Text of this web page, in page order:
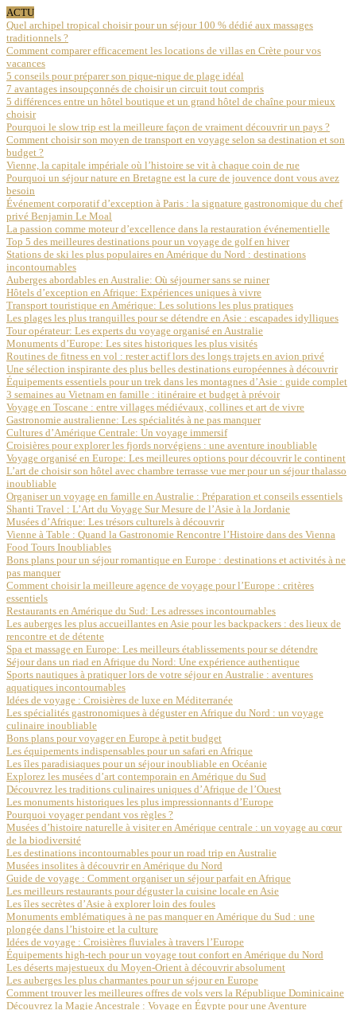
ACTU
Quel archipel tropical choisir pour un séjour 100 % dédié aux massages
traditionnels ?
Comment comparer efficacement les locations de villas en Crète pour vos
vacances
5 conseils pour préparer son pique-nique de plage idéal
7 avantages insoupçonnés de choisir un circuit tout compris
5 différences entre un hôtel boutique et un grand hôtel de chaîne pour mieux
choisir
Pourquoi le slow trip est la meilleure façon de vraiment découvrir un pays ?
Comment choisir son moyen de transport en voyage selon sa destination et son
budget ?
Vienne, la capitale impériale où l’histoire se vit à chaque coin de rue
Pourquoi un séjour nature en Bretagne est la cure de jouvence dont vous avez
besoin
Événement corporatif d’exception à Paris : la signature gastronomique du chef
privé Benjamin Le Moal
La passion comme moteur d’excellence dans la restauration événementielle
Top 5 des meilleures destinations pour un voyage de golf en hiver
Stations de ski les plus populaires en Amérique du Nord : destinations
incontournables
Auberges abordables en Australie: Où séjourner sans se ruiner
Hôtels d’exception en Afrique: Expériences uniques à vivre
Transport touristique en Amérique: Les solutions les plus pratiques
Les plages les plus tranquilles pour se détendre en Asie : escapades idylliques
Tour opérateur: Les experts du voyage organisé en Australie
Monuments d’Europe: Les sites historiques les plus visités
Routines de fitness en vol : rester actif lors des longs trajets en avion privé
Une sélection inspirante des plus belles destinations européennes à découvrir
Équipements essentiels pour un trek dans les montagnes d’Asie : guide complet
3 semaines au Vietnam en famille : itinéraire et budget à prévoir
Voyage en Toscane : entre villages médiévaux, collines et art de vivre
Gastronomie australienne: Les spécialités à ne pas manquer
Cultures d’Amérique Centrale: Un voyage immersif
Croisières pour explorer les fjords norvégiens : une aventure inoubliable
Voyage organisé en Europe: Les meilleures options pour découvrir le continent
L’art de choisir son hôtel avec chambre terrasse vue mer pour un séjour thalasso
inoubliable
Organiser un voyage en famille en Australie : Préparation et conseils essentiels
Shanti Travel : L’Art du Voyage Sur Mesure de l’Asie à la Jordanie
Musées d’Afrique: Les trésors culturels à découvrir
Vienne à Table : Quand la Gastronomie Rencontre l’Histoire dans des Vienna
Food Tours Inoubliables
Bons plans pour un séjour romantique en Europe : destinations et activités à ne
pas manquer
Comment choisir la meilleure agence de voyage pour l’Europe : critères
essentiels
Restaurants en Amérique du Sud: Les adresses incontournables
Les auberges les plus accueillantes en Asie pour les backpackers : des lieux de
rencontre et de détente
Spa et massage en Europe: Les meilleurs établissements pour se détendre
Séjour dans un riad en Afrique du Nord: Une expérience authentique
Sports nautiques à pratiquer lors de votre séjour en Australie : aventures
aquatiques incontournables
Idées de voyage : Croisières de luxe en Méditerranée
Les spécialités gastronomiques à déguster en Afrique du Nord : un voyage
culinaire inoubliable
Bons plans pour voyager en Europe à petit budget
Les équipements indispensables pour un safari en Afrique
Les îles paradisiaques pour un séjour inoubliable en Océanie
Explorez les musées d’art contemporain en Amérique du Sud
Découvrez les traditions culinaires uniques d’Afrique de l’Ouest
Les monuments historiques les plus impressionnants d’Europe
Pourquoi voyager pendant vos règles ?
Musées d’histoire naturelle à visiter en Amérique centrale : un voyage au cœur
de la biodiversité
Les destinations incontournables pour un road trip en Australie
Musées insolites à découvrir en Amérique du Nord
Guide de voyage : Comment organiser un séjour parfait en Afrique
Les meilleurs restaurants pour déguster la cuisine locale en Asie
Les îles secrètes d’Asie à explorer loin des foules
Monuments emblématiques à ne pas manquer en Amérique du Sud : une
plongée dans l’histoire et la culture
Idées de voyage : Croisières fluviales à travers l’Europe
Équipements high-tech pour un voyage tout confort en Amérique du Nord
Les déserts majestueux du Moyen-Orient à découvrir absolument
Les auberges les plus charmantes pour un séjour en Europe
Comment trouver les meilleures offres de vols vers la République Dominicaine
Découvrez la Magie Ancestrale : Voyage en Égypte pour une Aventure